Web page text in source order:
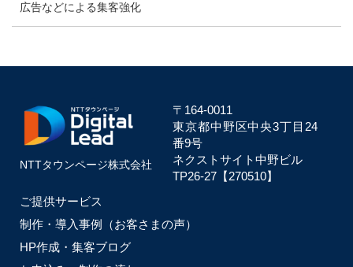
広告などによる集客強化
NTTタウンページ株式会社
ご提供サービス
制作・導入事例（お客さまの声）
HP作成・集客ブログ
〒164-0011
東京都中野区中央3丁目24
番9号
ネクストサイト中野ビル
TP26-27【270510】